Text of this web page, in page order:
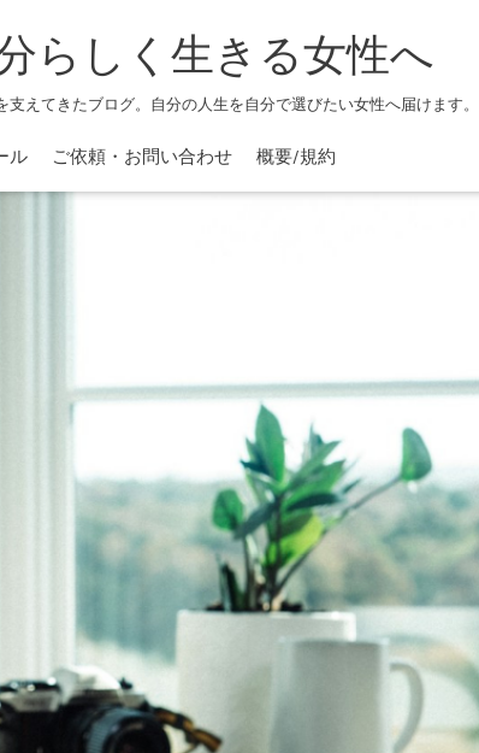
らしく生きる女性へ
えてきたブログ。自分の人生を自分で選びたい女性へ届けます。
ル ご依頼・お問い合わせ 概要/規約